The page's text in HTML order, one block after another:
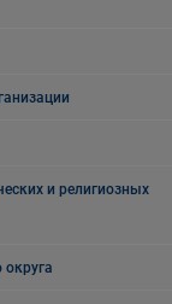
и религиозных